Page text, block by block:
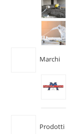
Marchi
Prodotti